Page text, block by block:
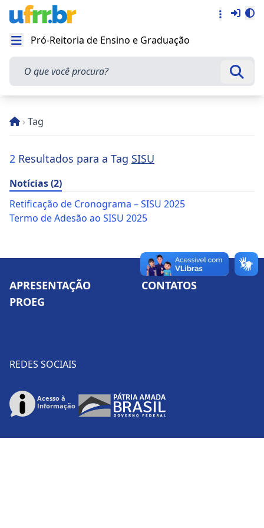
Abrir menu
Pró-Reitoria de Ensino e Graduação
O que você procura?
› Tag
2 Resultados para a Tag SISU
Notícias (2)
Retificação de Cronograma – SISU 2025
Termo de Adesão ao SISU 2025
APRESENTAÇÃO
PROEG
CONTATOS
REDES SOCIAIS